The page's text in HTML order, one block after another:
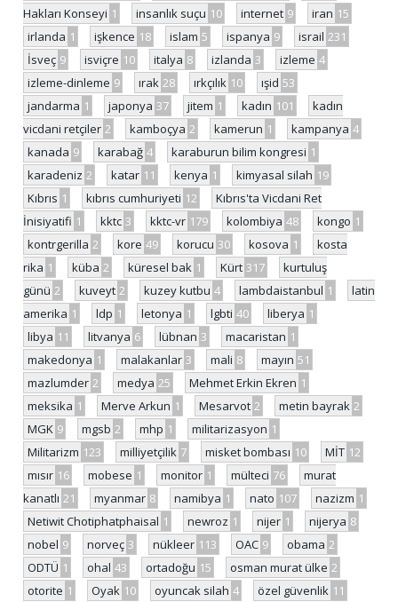
Hakları Konseyi 1 insanlık suçu 10 internet 9 iran 15
irlanda 1 işkence 18 islam 5 ispanya 9 israil 231
İsveç 9 isviçre 10 italya 8 izlanda 3 izleme 4
izleme-dinleme 9 ırak 28 ırkçılık 10 ışid 53
jandarma 1 japonya 37 jitem 1 kadın 101
kadın
vicdani retçiler 2 kamboçya 2 kamerun 1 kampanya 4
kanada 9 karabağ 4 karaburun bilim kongresi 1
karadeniz 2 katar 11 kenya 1 kimyasal silah 19
Kıbrıs 1 kıbrıs cumhuriyeti 12
Kıbrıs'ta Vicdani Ret
İnisiyatifi 1 kktc 3 kktc-vr 179 kolombiya 48 kongo 1
kontrgerilla 2 kore 49 korucu 30 kosova 1
kosta
rika 1 küba 2 küresel bak 1 Kürt 317
kurtuluş
günü 2 kuveyt 2 kuzey kutbu 4 lambdaistanbul 1
latin
amerika 1 ldp 1 letonya 1 lgbti 40 liberya 1
libya 11 litvanya 6 lübnan 3 macaristan 1
makedonya 1 malakanlar 3 mali 8 mayın 51
mazlumder 2 medya 25 Mehmet Erkin Ekren 1
meksika 1 Merve Arkun 1 Mesarvot 2 metin bayrak 2
MGK 9 mgsb 2 mhp 1 militarizasyon 1
Militarizm 123 milliyetçilik 7 misket bombası 10 MİT 12
mısır 16 mobese 1 monitor 1 mülteci 76
murat
kanatlı 21 myanmar 8 namibya 1 nato 107 nazizm 1
Netiwit Chotiphatphaisal 1 newroz 1 nijer 1 nijerya 8
nobel 9 norveç 3 nükleer 113 OAC 9 obama 2
ODTÜ 1 ohal 43 ortadoğu 15 osman murat ülke 2
otorite 1 Oyak 10 oyuncak silah 4 özel güvenlik 11